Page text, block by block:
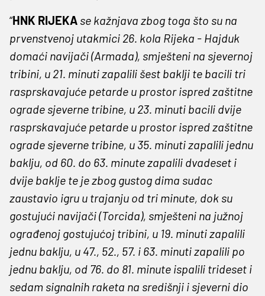
“HNK RIJEKA se kažnjava zbog toga što su na
prvenstvenoj utakmici 26. kola Rijeka - Hajduk
domaći navijači (Armada), smješteni na sjevernoj
tribini, u 21. minuti zapalili šest baklji te bacili tri
rasprskavajuće petarde u prostor ispred zaštitne
ograde sjeverne tribine, u 23. minuti bacili dvije
rasprskavajuće petarde u prostor ispred zaštitne
ograde sjeverne tribine, u 35. minuti zapalili jednu
baklju, od 60. do 63. minute zapalili dvadeset i
dvije baklje te je zbog gustog dima sudac
zaustavio igru u trajanju od tri minute, dok su
gostujući navijači (Torcida), smješteni na južnoj
ograđenoj gostujućoj tribini, u 19. minuti zapalili
jednu baklju, u 47., 52., 57. i 63. minuti zapalili po
jednu baklju, od 76. do 81. minute ispalili trideset i
sedam signalnih raketa na središnji i sjeverni dio